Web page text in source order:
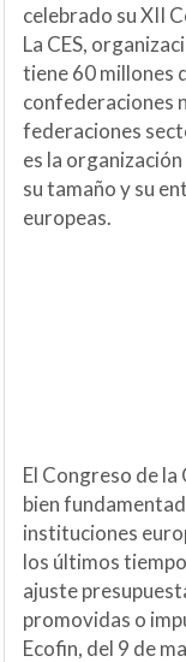
celebrado su XII
La CES,
tiene 60 millones
confederaciones
federaciones
es la
su tamaño y su
europeas.
El Congreso de
bien
instituciones
los últimos
ajuste
promovidas o
Ecofin, del 9 de